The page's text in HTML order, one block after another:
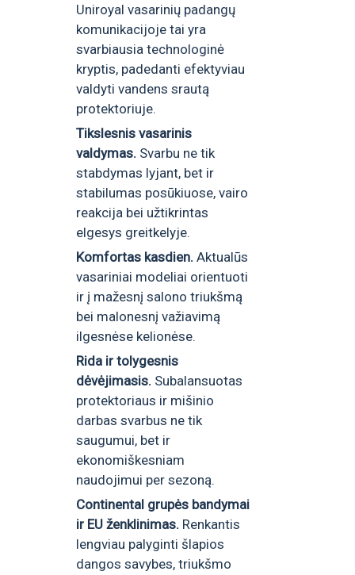
Uniroyal vasarinių padangų
komunikacijoje tai yra
svarbiausia technologinė
kryptis, padedanti efektyviau
valdyti vandens srautą
protektoriuje.
Tikslesnis vasarinis
valdymas. Svarbu ne tik
stabdymas lyjant, bet ir
stabilumas posūkiuose, vairo
reakcija bei užtikrintas
elgesys greitkelyje.
Komfortas kasdien. Aktualūs
vasariniai modeliai orientuoti
ir į mažesnį salono triukšmą
bei malonesnį važiavimą
ilgesnėse kelionėse.
Rida ir tolygesnis
dėvėjimasis. Subalansuotas
protektoriaus ir mišinio
darbas svarbus ne tik
saugumui, bet ir
ekonomiškesniam
naudojimui per sezoną.
Continental grupės bandymai
ir EU ženklinimas. Renkantis
lengviau palyginti šlapios
dangos savybes, triukšmo